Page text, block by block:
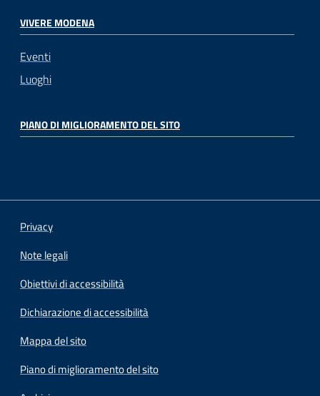
VIVERE MODENA
Eventi
Luoghi
PIANO DI MIGLIORAMENTO DEL SITO
Privacy
Note legali
Obiettivi di accessibilità
Dichiarazione di accessibilità
Mappa del sito
Piano di miglioramento del sito